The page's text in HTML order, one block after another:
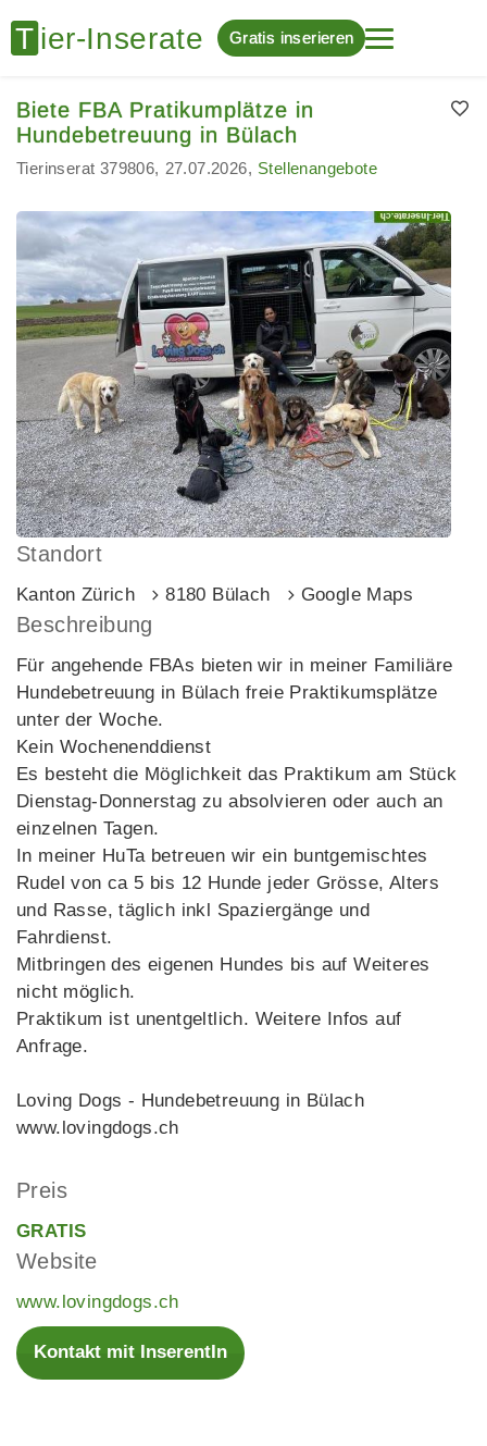
Gratis inserieren
Biete FBA Pratikumplätze in
Hundebetreuung in Bülach
Tierinserat 379806 27.07.2026 Stellenangebote
Standort
Kanton Zürich 8180 Bülach Google Maps
Beschreibung
Für angehende FBAs bieten wir in meiner Familiäre
Hundebetreuung in Bülach freie Praktikumsplätze
unter der Woche.
Kein Wochenenddienst
Es besteht die Möglichkeit das Praktikum am Stück
Dienstag-Donnerstag zu absolvieren oder auch an
einzelnen Tagen.
In meiner HuTa betreuen wir ein buntgemischtes
Rudel von ca 5 bis 12 Hunde jeder Grösse, Alters
und Rasse, täglich inkl Spaziergänge und
Fahrdienst.
Mitbringen des eigenen Hundes bis auf Weiteres
nicht möglich.
Praktikum ist unentgeltlich. Weitere Infos auf
Anfrage.
Loving Dogs - Hundebetreuung in Bülach
www.lovingdogs.ch
Preis
GRATIS
Website
www.lovingdogs.ch
Kontakt mit InserentIn